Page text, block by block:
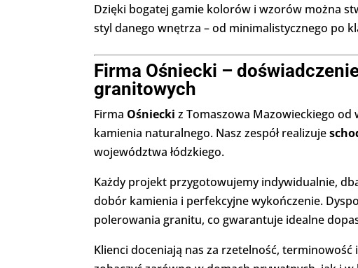
Dzięki bogatej gamie kolorów i wzorów można
styl danego wnętrza – od minimalistycznego po
Firma Ośniecki –
granitowych
Firma Ośniecki z Tomaszowa Mazowieckiego
kamienia naturalnego. Nasz zespół realizuje
województwa łódzkiego.
Każdy projekt przygotowujemy indywidualnie,
dobór kamienia i perfekcyjne wykończenie.
polerowania granitu, co gwarantuje idealne
Klienci doceniają nas za rzetelność, terminowość